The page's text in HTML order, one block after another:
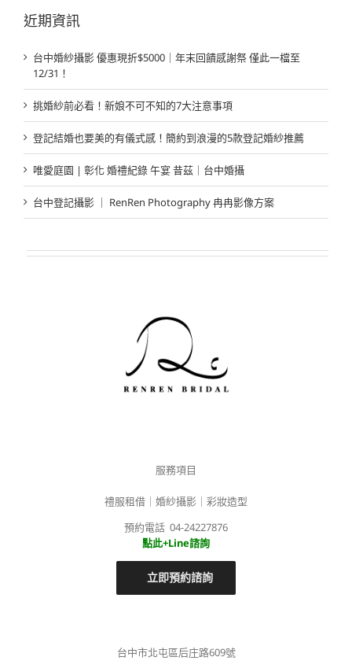
近期資訊
台中婚紗攝影 優惠現折$5000｜年末回饋感謝祭 僅此一檔至
12/31！
挑婚紗前必看！新娘不可不知的7大注意事項
登記結婚也要美的有儀式感！簡約到浪漫的5款登記婚紗推薦
唯愛庭園 | 彰化 婚禮紀錄 午宴 昔茲｜台中婚攝
台中登記攝影 ｜ RenRen Photography 冉冉影像方案
服務項目
禮服租借｜婚紗攝影｜彩妝造型
預約電話 04-24227876
點此+Line諮詢
立即預約諮詢
台中市北屯區后庄路609號